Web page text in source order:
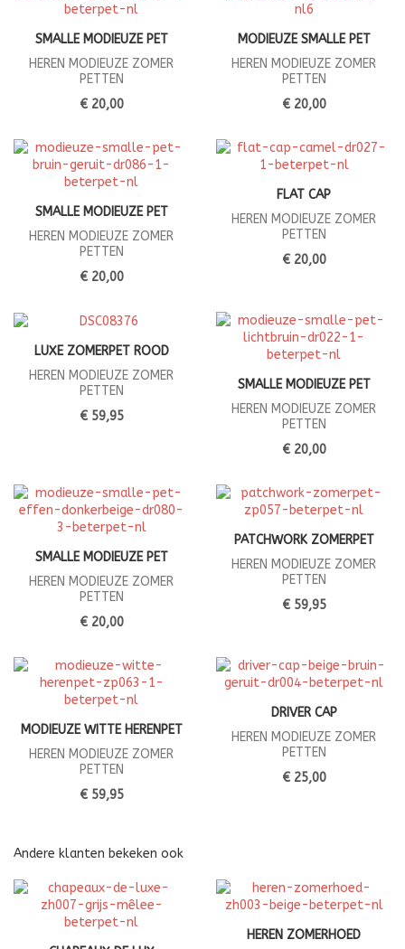
SMALLE MODIEUZE PET
HEREN MODIEUZE ZOMER
PETTEN
€ 20,00
MODIEUZE SMALLE PET
HEREN MODIEUZE ZOMER
PETTEN
€ 20,00
SMALLE MODIEUZE PET
HEREN MODIEUZE ZOMER
PETTEN
€ 20,00
FLAT CAP
HEREN MODIEUZE ZOMER
PETTEN
€ 20,00
LUXE ZOMERPET ROOD
HEREN MODIEUZE ZOMER
PETTEN
€ 59,95
SMALLE MODIEUZE PET
HEREN MODIEUZE ZOMER
PETTEN
€ 20,00
SMALLE MODIEUZE PET
HEREN MODIEUZE ZOMER
PETTEN
€ 20,00
PATCHWORK ZOMERPET
HEREN MODIEUZE ZOMER
PETTEN
€ 59,95
MODIEUZE WITTE HERENPET
HEREN MODIEUZE ZOMER
PETTEN
€ 59,95
DRIVER CAP
HEREN MODIEUZE ZOMER
PETTEN
€ 25,00
Andere klanten bekeken ook
HEREN ZOMERHOED